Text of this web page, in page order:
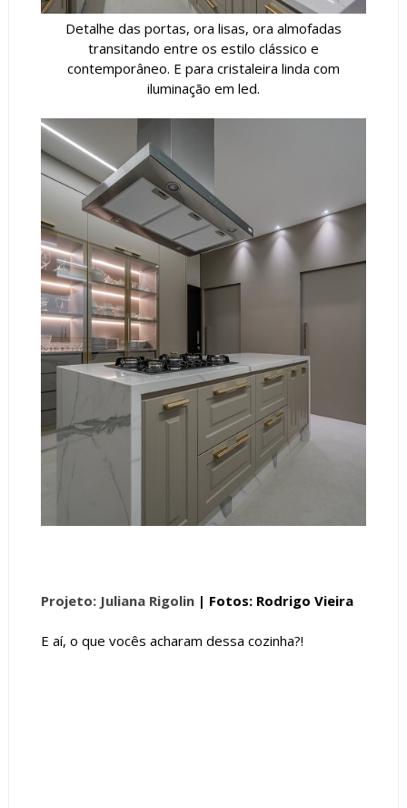
Detalhe das portas, ora lisas, ora almofadas
transitando entre os estilo clássico e
contemporâneo. E para cristaleira linda com
iluminação em led.
Projeto: Juliana Rigolin| Fotos: Rodrigo Vieira
E aí, o que vocês acharam dessa cozinha?!